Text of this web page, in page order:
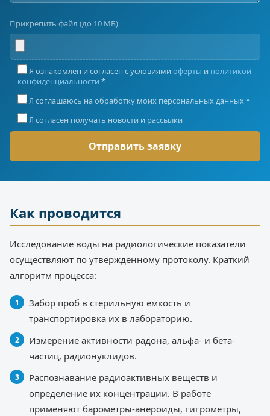
Прикрепить файл (до 10 МБ)
Я ознакомлен и согласен с условиями оферты и политикой
конфиденциальности *
Я соглашаюсь на обработку моих персональных данных *
Я согласен получать новости и рассылки
Как проводится
Исследование воды на радиологические показатели
осуществляют по утвержденному протоколу. Краткий
алгоритм процесса:
Забор проб в стерильную емкость и
транспортировка их в лабораторию.
Измерение активности радона, альфа- и бета-
частиц, радионуклидов.
Распознавание радиоактивных веществ и
определение их концентрации. В работе
применяют барометры-анероиды, гигрометры,